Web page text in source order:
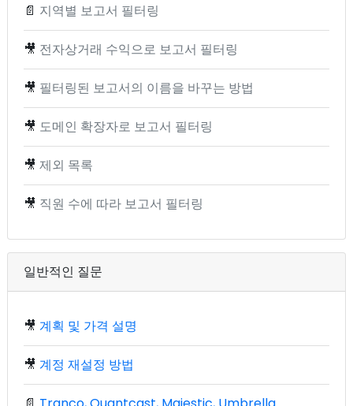
📄 지역별 보고서 필터링
🎥 전자상거래 수익으로 보고서 필터링
🎥 필터링된 보고서의 이름을 바꾸는 방법
🎥 도메인 확장자로 보고서 필터링
🎥 제외 목록
🎥 직원 수에 따라 보고서 필터링
일반적인 질문
🎥 계획 및 가격 설명
🎥 계정 재설정 방법